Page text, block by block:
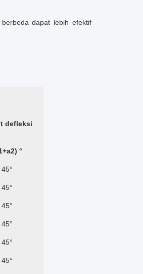
dapat lebih efektif
defleksi
°
45°
45°
45°
45°
45°
45°